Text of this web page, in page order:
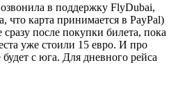
в поддержку FlyDubai,
что карта принимается в PayPal)
после покупки билета, пока
уже стоили 15 евро. И про
с юга. Для дневного рейса